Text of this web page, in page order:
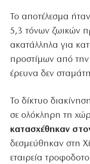
Το αποτέλεσμα
5,3 τόνων ζωικών
ακατάλληλα για
προστίμων από
έρευνα δεν
Το δίκτυο
σε ολόκληρη τη
κατασχέθηκαν
δεσμεύθηκαν στη
εταιρεία